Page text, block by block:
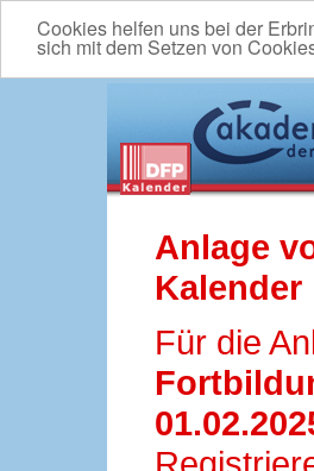
Cookies helfen uns bei der
sich mit dem Setzen von
Anlage
Kalender
Für die